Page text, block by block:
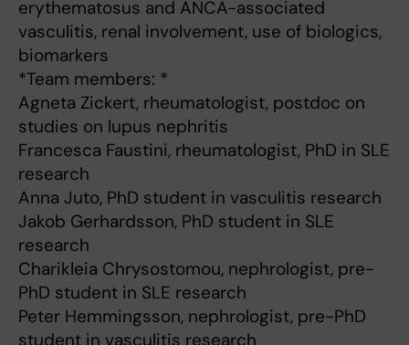
erythematosus and ANCA-associated
vasculitis, renal involvement, use of biologics,
biomarkers
*Team members: *
Agneta Zickert, rheumatologist, postdoc on
studies on lupus nephritis
Francesca Faustini, rheumatologist, PhD in SLE
research
Anna Juto, PhD student in vasculitis research
Jakob Gerhardsson, PhD student in SLE
research
Charikleia Chrysostomou, nephrologist, pre-
PhD student in SLE research
Peter Hemmingsson, nephrologist, pre-PhD
student in vasculitis research